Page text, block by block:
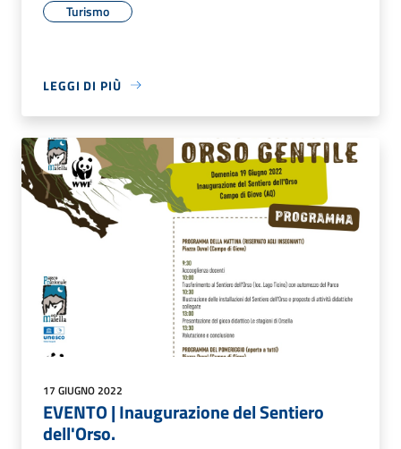
Turismo
LEGGI DI PIÙ
17 GIUGNO 2022
EVENTO | Inaugurazione del Sentiero
dell'Orso.